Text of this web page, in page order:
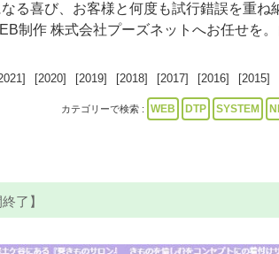
る喜び、お客様と何度も試行錯誤を重ね
制作 株式会社プーズネットへお任せを
[2020] [2019] [2018] [2017] [2016] [2015]
カテゴリーで検索 : WEB DTP SYSTEM
了】